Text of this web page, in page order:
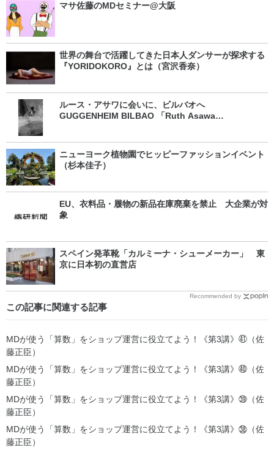
マサ佐藤のMDセミナー@大阪
世界の舞台で活躍してきた日本人ダンサーが探求する
『YORIDOKORO』とは（宮沢香奈）
ルース・アサワに会いに、ビルバオへ
GUGGENHEIM BILBAO 「Ruth Asawa
ニューヨーク植物園でヒッピーファッションイベント
（杉本佳子）
EU、衣料品・履物の新品在庫廃棄を禁止 大企業が対
象
スペイン発革靴「カルミーナ・シューメーカー」 東
京に日本初の直営店
Recommended by
この記事に関連する記事
MDが使う「算数」をショップ運営に役立てよう！《第3講》㊶（佐
藤正臣）
MDが使う「算数」をショップ運営に役立てよう！《第3講》㊵（佐
藤正臣）
MDが使う「算数」をショップ運営に役立てよう！《第3講》㊴（佐
藤正臣）
MDが使う「算数」をショップ運営に役立てよう！《第3講》㊳（佐
藤正臣）